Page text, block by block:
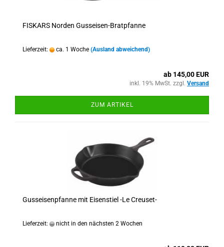
FISKARS Norden Gusseisen-Bratpfanne
Lieferzeit: ca. 1 Woche (Ausland abweichend)
ab 145,00 EUR
inkl. 19% MwSt. zzgl. Versand
ZUM ARTIKEL
Gusseisenpfanne mit Eisenstiel -Le Creuset-
Lieferzeit: nicht in den nächsten 2 Wochen